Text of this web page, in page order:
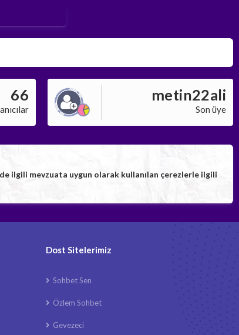
66 metin22ali
Son üye
ilgili mevzuata uygun olarak kullanılan çerezlerle ilgili
Dost Sitelerimiz
Sohbet Sen
Özlem Sohbet
Gevezeci